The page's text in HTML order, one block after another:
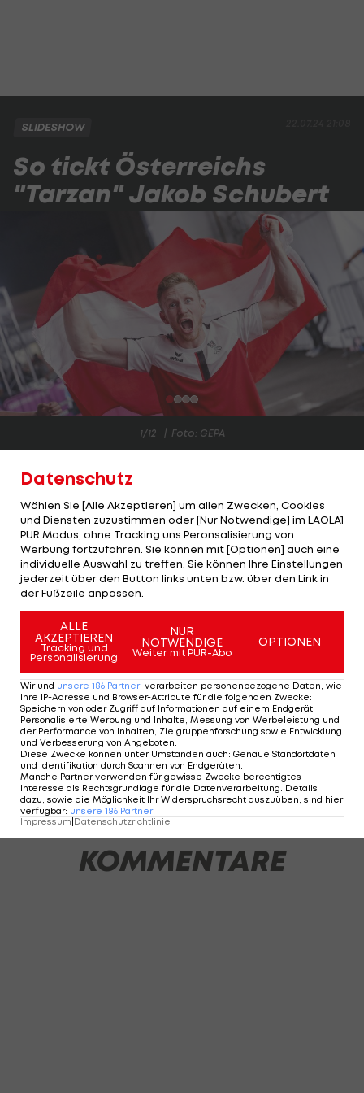
SLIDESHOW
So tickt Österreichs
"Tarzan" Jakob Schubert
1/12 Foto: GEPA
Schubert
Unsere neue Serie beiLAOLA1: Fünf plus Fünf -
Sportlerinnen und Sportler stellen sich näher vor!
Wir stellen österreichischen Athletinnen und
Athleten jeweils fünf Fragen zu ihrem Sport und zu
ihren persönlichen Vorlieben und Interessen, um
sie näher vorzustellen.
Ganz besonders unsere angehenden Olympia-
Heldinnen und -Helden werden in den Monaten
vor den Spielen in Paris 2024 näher beleuchtet.
1 VON 12
KOMMENTARE
Datenschutz
Wählen Sie [Alle Akzeptieren] um allen Zwecken, Cookies
und Diensten zuzustimmen oder [Nur Notwendige] im LAOLA1
PUR Modus, ohne Tracking uns Peronsalisierung von
Werbung fortzufahren. Sie können mit [Optionen] auch eine
individuelle Auswahl zu treffen. Sie können Ihre Einstellungen
jederzeit über den Button links unten bzw. über den Link in
der Fußzeile anpassen.
ALLE
AKZEPTIEREN
Tracking und
Personalisierung
NUR
NOTWENDIGE
Weiter mit PUR-Abo
OPTIONEN
Wir und unsere 186 Partner verarbeiten personenbezogene Daten, wie
Ihre IP-Adresse und Browser-Attribute für die folgenden Zwecke:
Speichern von oder Zugriff auf Informationen auf einem Endgerät;
Personalisierte Werbung und Inhalte, Messung von Werbeleistung und
der Performance von Inhalten, Zielgruppenforschung sowie Entwicklung
und Verbesserung von Angeboten
Diese Zwecke können unter Umständen auch: Genaue Standortdaten
und Identifikation durch Scannen von Endgeräten
Manche Partner verwenden für gewisse Zwecke berechtigtes
Interesse als Rechtsgrundlage für die Datenverarbeitung. Details
dazu, sowie die Möglichkeit Ihr Widerspruchsrecht auszuüben, sind hier
verfügbar: unsere 186 Partner
Impressum|Datenschutzrichtlinie